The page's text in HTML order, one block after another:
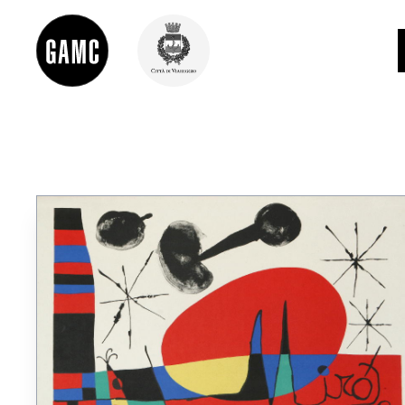
DIDATTICA
SHOP
LE COLLEZIONI
GLI AUTORI
LORENZO VIANI
MOSTRE
EVENTI
PALAZZO DELLE MUSE